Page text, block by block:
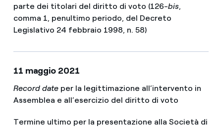
parte dei titolari del diritto di voto (126-bis,
comma 1, penultimo periodo, del Decreto
Legislativo 24 febbraio 1998, n. 58)
11 maggio 2021
Record date per la legittimazione all’intervento in
Assemblea e all’esercizio del diritto di voto
Termine ultimo per la presentazione alla Società di